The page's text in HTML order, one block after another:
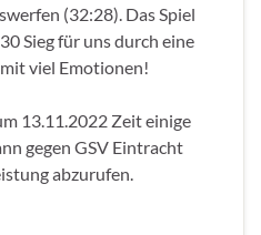
(32:28). Das Spiel
Sieg für uns durch eine
viel Emotionen!
13.11.2022 Zeit einige
gegen GSV Eintracht
abzurufen.